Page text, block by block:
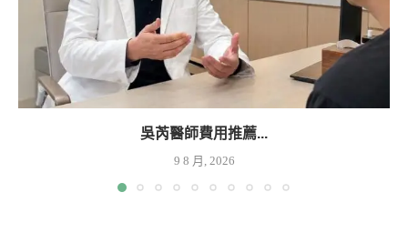
吳芮醫師費用推薦...
9 8 月, 2026